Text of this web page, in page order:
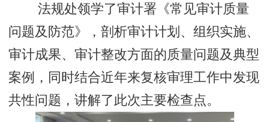
法规处领学了审计署《常见审计质量
问题及防范》，剖析审计计划、组织实施、
审计成果、审计整改方面的质量问题及典型
案例，同时结合近年来复核审理工作中发现
共性问题，讲解了此次主要检查点。